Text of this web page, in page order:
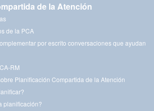
de la Atención
de la PCA
por escrito conversaciones que ayudan
RM
Planificación Compartida de la Atención
planificación?